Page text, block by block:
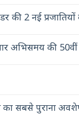
की 2 नई
अभिसमय की 50वीं
का सबसे पुराना